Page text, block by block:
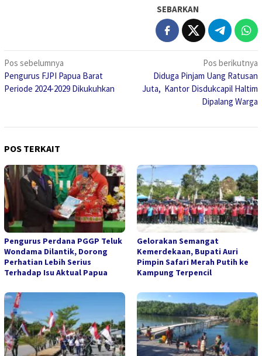
SEBARKAN
Navigasi
pos
Pos sebelumnya
Pengurus FJPI Papua Barat
Periode 2024-2029 Dikukuhkan
Pos berikutnya
Diduga Pinjam Uang Ratusan
Juta, Kantor Disdukcapil Haltim
Dipalang Warga
POS TERKAIT
Pengurus Perdana PGGP Teluk
Wondama Dilantik, Dorong
Perhatian Lebih Serius
Terhadap Isu Aktual Papua
Gelorakan Semangat
Kemerdekaan, Bupati Auri
Pimpin Safari Merah Putih ke
Kampung Terpencil